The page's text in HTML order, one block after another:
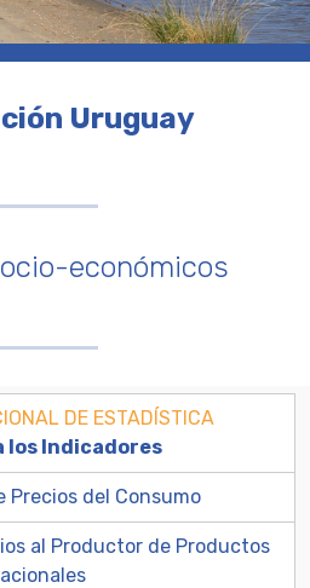
Uruguay
económicos
DE ESTADÍSTICA
los Indicadores
Precios del Consumo
al Productor de Productos